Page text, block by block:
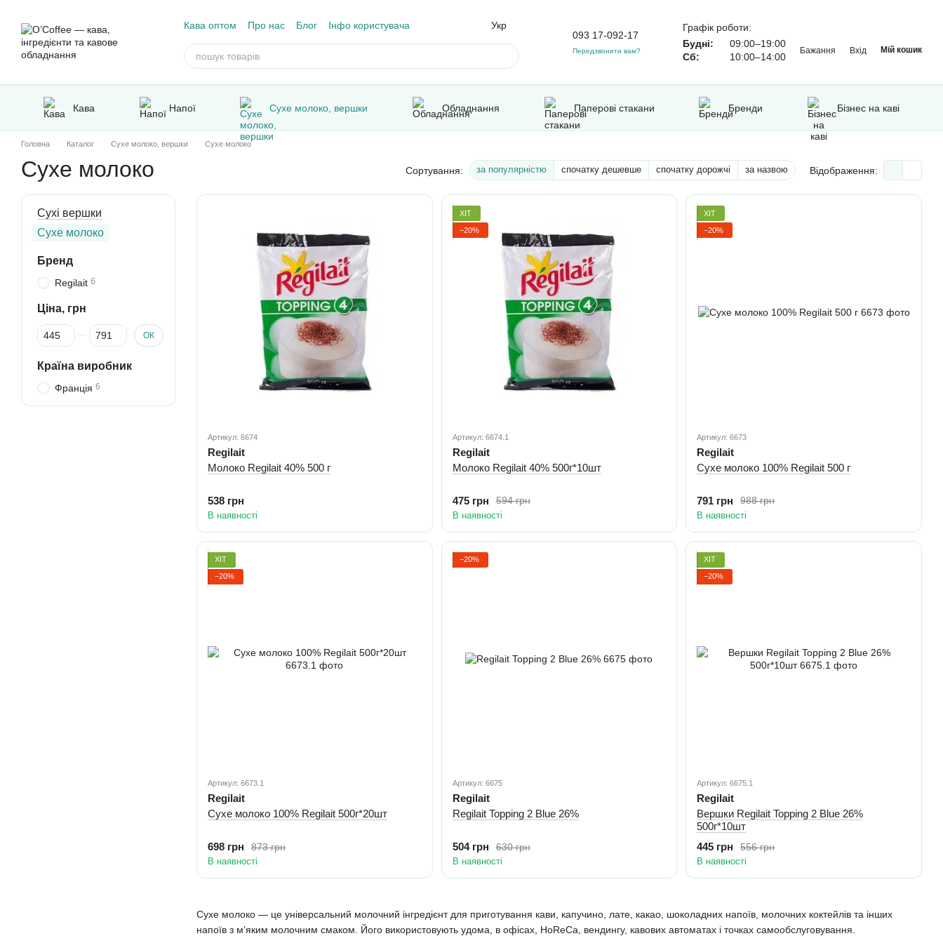
Кава оптом
Про нас Блог
Інфо користувача
Укр
093 17-092-17
Передзвонити вам?
Графік роботи:
Будні:
09:00–19:00
Сб:
10:00–14:00
Бажання Вхід Мій кошик
Кава Напої Сухе молоко, вершки Обладнання Паперові стакани Бренди Бізнес на каві
Головна Каталог Сухе молоко, вершки Сухе молоко
Сухе молоко Сортування: за популярністю спочатку дешевше спочатку дорожчі за назвою Відображення:
Сухе молоко — це універсальний молочний інгредієнт для приготування кави, капучино, лате, какао, шоколадних напоїв, молочних коктейлів та інших
напоїв з м’яким молочним смаком. Його використовують удома, в офісах, HoReCa, вендингу, кавових автоматах і точках самообслуговування.
Артикул: 6674
Regilait
Молоко Regilait 40% 500 г
538 грн
В наявності
ХІТ
−20%
Артикул: 6674.1
Regilait
Молоко Regilait 40% 500г*10шт
594 грн
475 грн
В наявності
ХІТ
−20%
Артикул: 6673
Regilait
Cухе молоко 100% Regilait 500 г
988 грн
791 грн
В наявності
ХІТ
−20%
Артикул: 6673.1
Regilait
Cухе молоко 100% Regilait 500г*20шт
873 грн
698 грн
В наявності
−20%
Артикул: 6675
Regilait
Regilait Topping 2 Blue 26%
630 грн
504 грн
В наявності
ХІТ
−20%
Артикул: 6675.1
Regilait
Вершки Regilait Topping 2 Blue 26%
500г*10шт
556 грн
445 грн
В наявності
Сухі вершки
Сухе молоко
Бренд
Regilait 6
Ціна, грн
Від Ціна, грн
До Ціна, грн ОК
Країна виробник
Франція 6